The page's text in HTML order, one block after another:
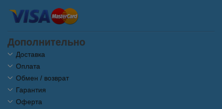
Дополнительно
Доставка
Оплата
Обмен / возврат
Гарантия
Оферта